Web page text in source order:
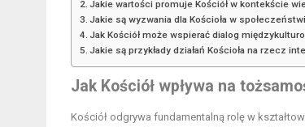
Jakie wartości promuje Kościół w kontekście
Jakie są wyzwania dla Kościoła w
Jak Kościół może wspierać dialog
Jakie są przykłady działań Kościoła na rzecz
Jak Kościół wpływa na
Kościół odgrywa fundamentalną rolę w